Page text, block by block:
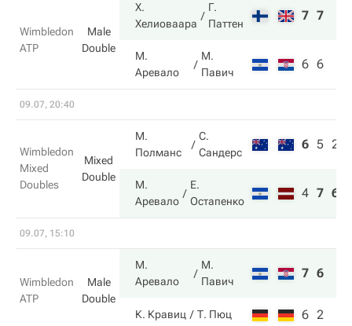
Wimbledon
ATP
Male
Double
Х.
Хелиоваара
Г.
Паттен
7 7
М.
Аревало
М.
Павич
6 6
09.07, 20:40
Wimbledon
Mixed
Doubles
Mixed
Double
М.
Полманс
С.
Сандерс
6 5 2
М.
Аревало
Е.
Остапенко
4 7 6
09.07, 15:10
Wimbledon
ATP
Male
Double
М.
Аревало
М.
Павич
7 6
К. Кравиц Т. Пюц 6 2